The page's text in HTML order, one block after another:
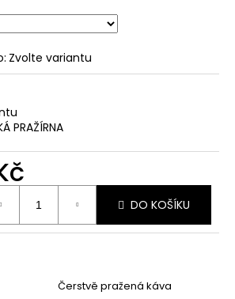
Zvolte variantu
PRAŽÍRNA
DO KOŠÍKU
Čerstvě pražená káva